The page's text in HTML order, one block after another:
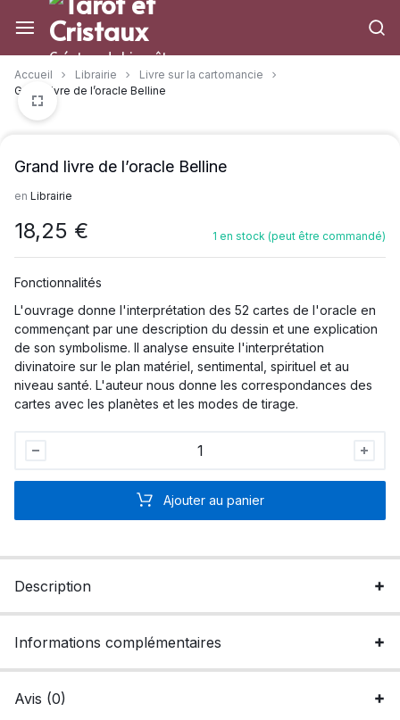
à/au
contenuCréateur de bien-être
Accueil Librairie
Livre sur la cartomancie
Grand livre de l’oracle Belline
Grand livre de l’oracle Belline
en Librairie
18,25 € 1 en stock (peut être commandé)
Fonctionnalités
L'ouvrage donne l'interprétation des 52 cartes de l'oracle en
commençant par une description du dessin et une explication
de son symbolisme. Il analyse ensuite l'interprétation
divinatoire sur le plan matériel, sentimental, spirituel et au
niveau santé. L'auteur nous donne les correspondances des
cartes avec les planètes et les modes de tirage.
quantité
Ajouter au panier
Description
Informations complémentaires
Avis (0)